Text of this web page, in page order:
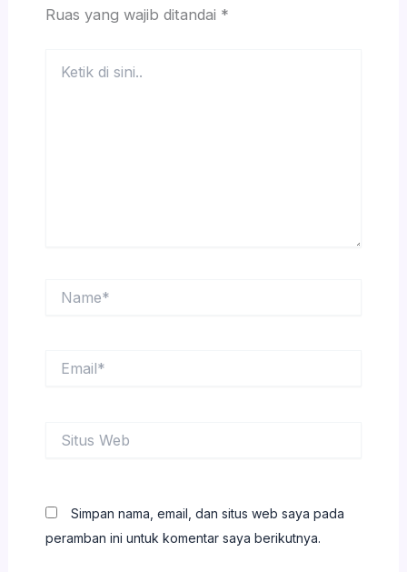
Ruas yang wajib ditandai *
Web
Simpan nama, email, dan situs web saya pada
peramban ini untuk komentar saya berikutnya.